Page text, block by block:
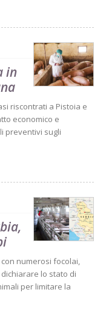
in
riscontrati a Pistoia e
economico e
preventivi sugli
numerosi focolai,
lo stato di
per limitare la